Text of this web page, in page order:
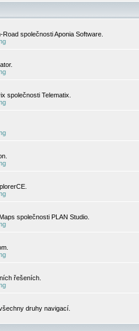
společnosti Aponia Software.
společnosti Telematix.
společnosti PLAN Studio.
řešeních.
druhy navigací.